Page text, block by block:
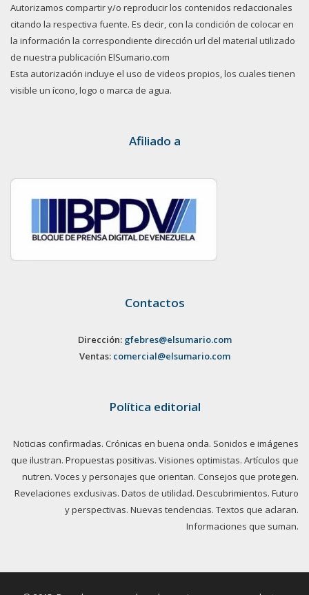
Autorizamos compartir y/o reproducir los contenidos redaccionales
citando la respectiva fuente. Es decir, con la condición de colocar en
la información la correspondiente dirección url del material utilizado
de nuestra publicación ElSumario.com
Esta autorización incluye el uso de videos propios, los cuales tienen
visible un ícono, logo o marca de agua.
Afiliado a
Contactos
Dirección: gfebres@elsumario.com
Ventas: comercial@elsumario.com
Política editorial
Noticias confirmadas. Crónicas en buena onda. Sonidos e imágenes
que ilustran. Propuestas positivas. Visiones optimistas. Artículos que
nutren. Voces y personajes que orientan. Consejos que protegen.
Revelaciones exclusivas. Datos de utilidad. Descubrimientos. Futuro
y perspectivas. Nuevas tendencias. Textos que aclaran.
Informaciones que suman.